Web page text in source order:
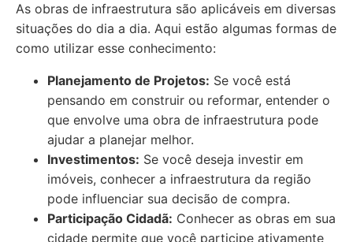
As obras de infraestrutura são aplicáveis em diversas
situações do dia a dia. Aqui estão algumas formas de
como utilizar esse conhecimento:
Planejamento de Projetos: Se você está
pensando em construir ou reformar, entender o
que envolve uma obra de infraestrutura pode
ajudar a planejar melhor.
Investimentos: Se você deseja investir em
imóveis, conhecer a infraestrutura da região
pode influenciar sua decisão de compra.
Participação Cidadã: Conhecer as obras em sua
cidade permite que você participe ativamente